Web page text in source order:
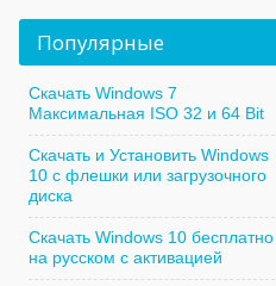
Популярные
Скачать Windows 7
Максимальная ISO 32 и 64 Bit
Скачать и Установить Windows
10 с флешки или загрузочного
диска
Скачать Windows 10 бесплатно
на русском с активацией